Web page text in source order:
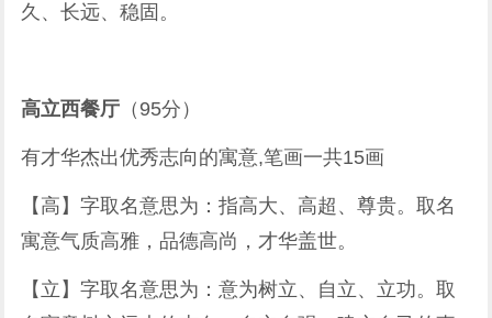
久、长远、稳固。
高立西餐厅 （95分）
有才华杰出优秀志向的寓意,笔画一共15画
【高】字取名意思为：指高大、高超、尊贵。取名
寓意气质高雅，品德高尚，才华盖世。
【立】字取名意思为：意为树立、自立、立功。取